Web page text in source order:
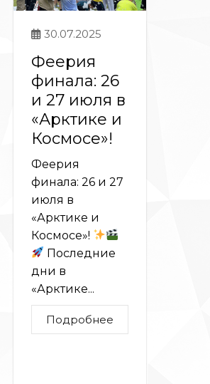
30.07.2025
Феерия
финала: 26
и 27 июля в
«Арктике и
Космосе»!
Феерия
финала: 26 и 27
июля в
«Арктике и
Космосе»!
Последние
дни в
«Арктике...
Подробнее